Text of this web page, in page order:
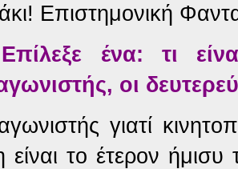
Επιστημονική
Επίλεξε ένα: τι
οι
γιατί
το έτερον